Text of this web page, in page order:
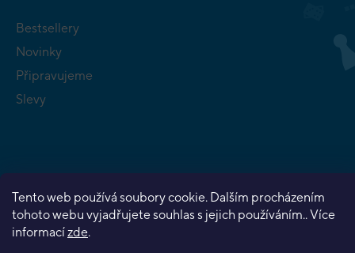
Tento web používá soubory cookie. Dalším procházením
tohoto webu vyjadřujete souhlas s jejich používáním.. Více
informacízde.
Bestsellery
Novinky
Připravujeme
Slevy
Vytvořil Shoptet Premium
Copyright 2026Planeta her. Všechna práva vyhrazena.